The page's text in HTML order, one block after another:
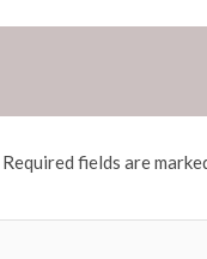
Required fields are